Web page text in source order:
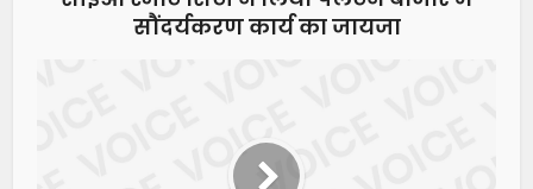
सौंदर्यकरण कार्य का जायजा